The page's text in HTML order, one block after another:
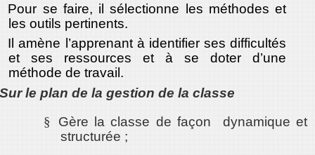
Pour se faire, il sélectionne les méthodes et
les outils pertinents.
Il amène l’apprenant à identifier ses difficultés
et ses ressources et à se doter d’une
méthode de travail.
Sur le plan de la gestion de la classe
§
Gère la classe de façon dynamique et
structurée ;